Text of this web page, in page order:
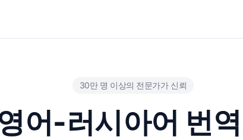
30만 명 이상의 전문가가 신뢰
어-러시아어 번